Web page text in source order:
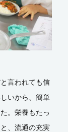
言われても信
いから、簡単
。栄養もたっ
、流通の充実